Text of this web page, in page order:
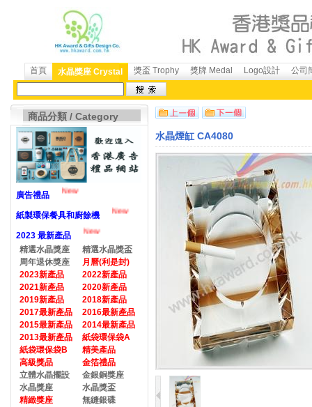
首頁 水晶獎座 Crystal 獎盃 Trophy 獎牌 Medal Logo設計 公司
商品分類 / Category
廣告禮品 New
紙製環保餐具和廚餘機 New
2023 最新產品
New
精選水晶獎座
精選水晶獎盃
周年退休獎座
月曆(利是封)
2023新產品
2022新產品
2021新產品
2020新產品
2019新產品
2018新產品
2017最新產品
2016最新產品
2015最新產品
2014最新產品
2013最新產品
紙袋環保袋A
紙袋環保袋B
精美產品
高級獎品
金箔禮品
立體水晶擺設
金銀銅獎座
水晶獎座
水晶獎盃
精緻獎座
無縫銀碟
水晶煙缸 CA4080